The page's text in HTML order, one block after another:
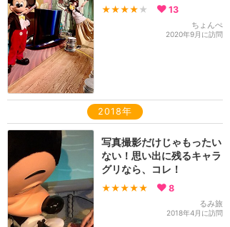
★★★★ ★ 13
ちょんぺ
2020年9月に訪問
2018年
写真撮影だけじゃもったい
ない！思い出に残るキャラ
グリなら、コレ！
★★★★★ 8
るみ旅
2018年4月に訪問